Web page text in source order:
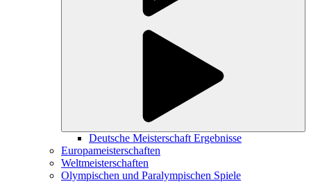
Deutsche Meisterschaft Ergebnisse
Europameisterschaften
Weltmeisterschaften
Olympischen und Paralympischen Spiele